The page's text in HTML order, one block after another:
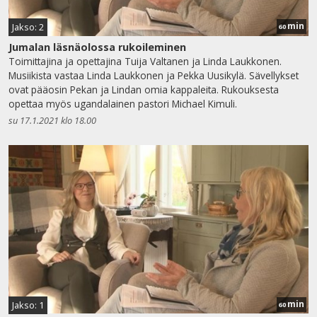
Jakso: 2 60 min
Jumalan läsnäolossa rukoileminen
Toimittajina ja opettajina Tuija Valtanen ja Linda Laukkonen.
Musiikista vastaa Linda Laukkonen ja Pekka Uusikylä. Sävellykset
ovat pääosin Pekan ja Lindan omia kappaleita. Rukouksesta
opettaa myös ugandalainen pastori Michael Kimuli.
su 17.1.2021 klo 18.00
Jakso: 1 60min